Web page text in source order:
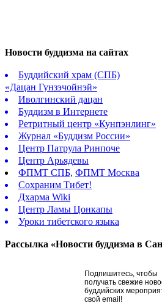
Новости буддизма на сайтах
Буддийский храм (СПБ)
«Дацан Гунзэчойнэй»
Иволгинский дацан
Буддизм в Интернете
Ретритный центр «Кунпэнлинг»
Журнал «Буддизм России»
Центр Патрула Ринпоче
Центр Арьядевы
ФПМТ СПБ, ФПМТ Москва
Сохраним Тибет!
Дхарма Wiki
Центр Ламы Цонкапы
Уроки тибетского языка
Рассылка «Новости буддизма в
Подпишитесь, чтобы
получать свежие
буддийских
свой email!